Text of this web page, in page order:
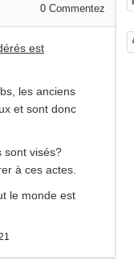
0 Commentez
est
les anciens
et sont donc
sont visés?
à ces actes.
le monde est